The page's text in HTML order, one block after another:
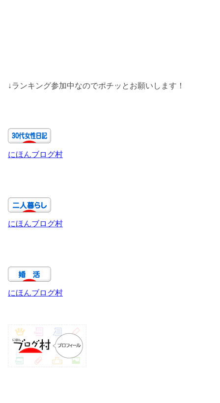
↓ランキング参加中なのでポチッとお願いします！
にほんブログ村
にほんブログ村
にほんブログ村